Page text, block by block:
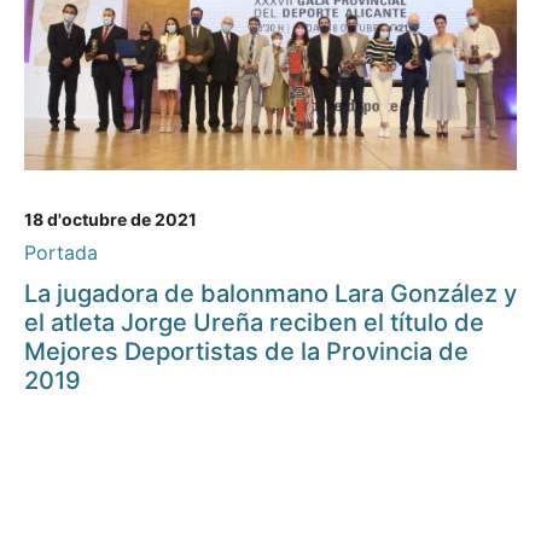
18 d'octubre de 2021
Portada
La jugadora de balonmano Lara González y
el atleta Jorge Ureña reciben el título de
Mejores Deportistas de la Provincia de
2019